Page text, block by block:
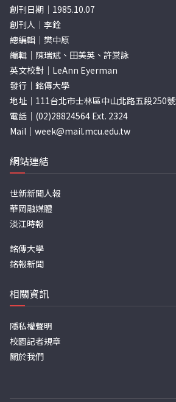
創刊日期｜1985.10.07
創刊人｜李銓
總編輯｜樊中原
編輯｜陳瑞斌、田美英、許棠詠
英文校對｜LeAnn Eyerman
發行｜銘傳大學
地址｜111台北市士林區中山北路五段250號
電話｜(02)28824564 Ext. 2324
Mail｜ week@mail.mcu.edu.tw
網站連結
世新新聞人報
華岡融媒體
淡江時報
銘傳大學
銘報新聞
相關資訊
隱私權聲明
校園記者規章
關於我們